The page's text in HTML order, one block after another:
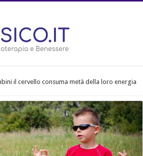
il cervello consuma metà della loro energia